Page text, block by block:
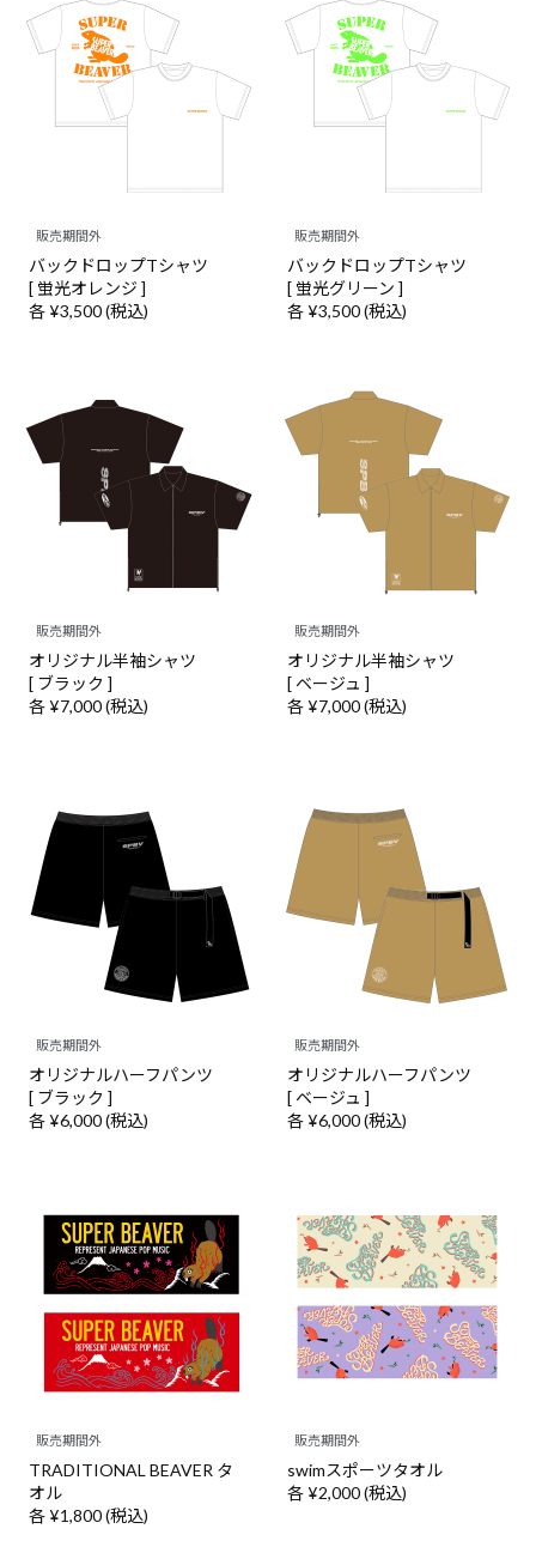
販売期間外
バックドロップTシャツ
[ 蛍光オレンジ ]
各 ¥3,500 (税込)
販売期間外
バックドロップTシャツ
[ 蛍光グリーン ]
各 ¥3,500 (税込)
販売期間外
オリジナル半袖シャツ
[ ブラック ]
各 ¥7,000 (税込)
販売期間外
オリジナル半袖シャツ
[ ベージュ ]
各 ¥7,000 (税込)
販売期間外
オリジナルハーフパンツ
[ ブラック ]
各 ¥6,000 (税込)
販売期間外
オリジナルハーフパンツ
[ ベージュ ]
各 ¥6,000 (税込)
販売期間外
TRADITIONAL BEAVER タ
オル
各 ¥1,800 (税込)
販売期間外
swimスポーツタオル
各 ¥2,000 (税込)